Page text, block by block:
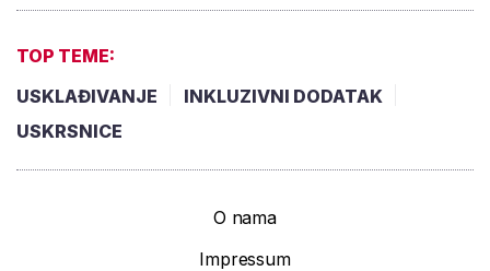
TOP TEME:
USKLAĐIVANJE
INKLUZIVNI DODATAK
USKRSNICE
O nama
Impressum